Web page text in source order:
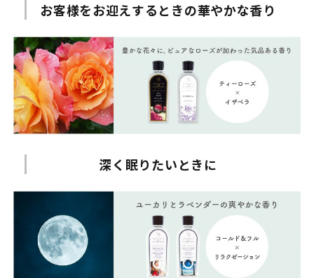
お客様をお迎えするときの華やかな香り
深く眠りたいときに